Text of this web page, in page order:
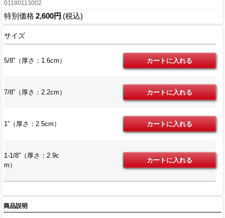
01180113002
特別価格 2,600円 (税込)
サイズ
5/8”（厚さ：1.6cm）
7/8”（厚さ：2.2cm）
1”（厚さ：2.5cm）
1-1/8”（厚さ：2.9c
m）
商品説明